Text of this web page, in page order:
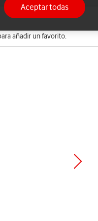
añadir un favorito.
Aceptar todas